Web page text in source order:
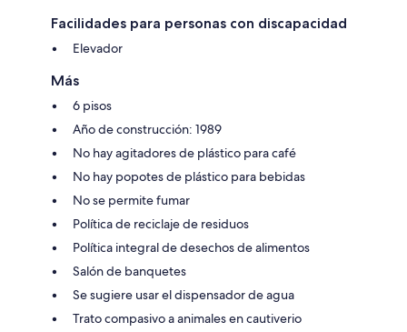
Facilidades para personas con discapacidad
Elevador
Más
6 pisos
Año de construcción: 1989
No hay agitadores de plástico para café
No hay popotes de plástico para bebidas
No se permite fumar
Política de reciclaje de residuos
Política integral de desechos de alimentos
Salón de banquetes
Se sugiere usar el dispensador de agua
Trato compasivo a animales en cautiverio